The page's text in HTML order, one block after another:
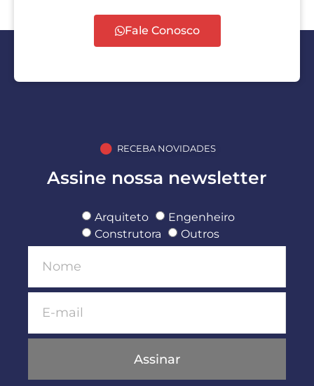
Fale Conosco
RECEBA NOVIDADES
Assine nossa newsletter
Arquiteto
Engenheiro
Construtora
Outros
Assinar